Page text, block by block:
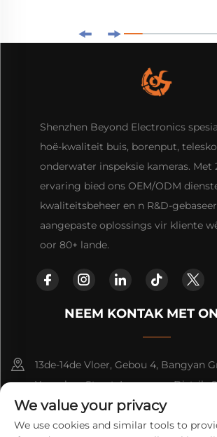
Shenzhen Beyond Electronics
hoë-kwaliteit buis, borenput,
onderwater inspeksie kameras. Met
ervaring bied ons OEM/ODM
kwaliteitsbeheer en n R&D-
aangepaste oplossings vir kliente
oor 80+ lande.
NEEM KONTAK MET
13de-14de Vloer, Gebou 4, Bangyan
Yuanshan Straat, Longgang Distrik,
+86-15814782479
We value your privacy
We use cookies and similar tools to